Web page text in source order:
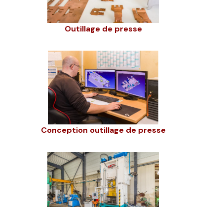
Outillage de presse
Conception outillage de presse